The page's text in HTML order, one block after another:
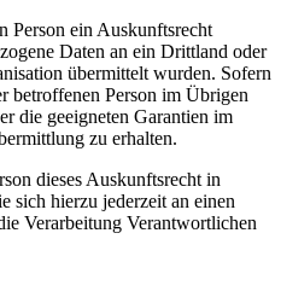
Person ein Auskunftsrecht
Daten an ein Drittland oder
übermittelt wurden. Sofern
betroffenen Person im Übrigen
die geeigneten Garantien im
zu erhalten.
dieses Auskunftsrecht in
sich hierzu jederzeit an einen
Verarbeitung Verantwortlichen